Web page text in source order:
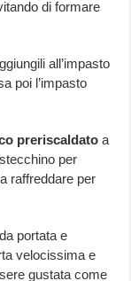
di formare
all’impasto
poi l’impasto
preriscaldato a
per
raffreddare per
portata e
velocissima e
gustata come